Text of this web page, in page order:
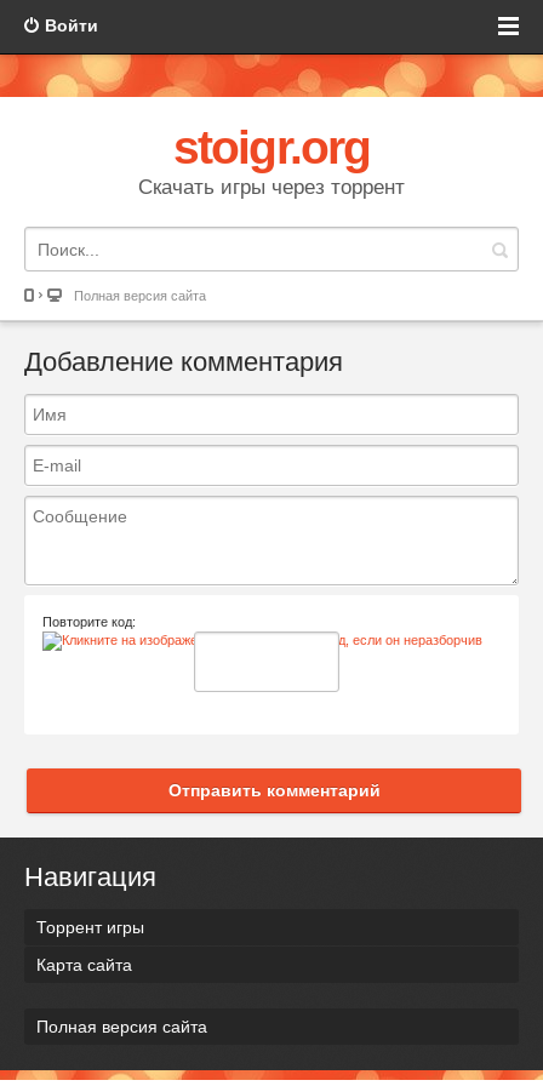
Войти
stoigr.org
Скачать игры через торрент
Полная версия сайта
Добавление комментария
Повторите код:
Отправить комментарий
Навигация
Торрент игры
Карта сайта
Полная версия сайта